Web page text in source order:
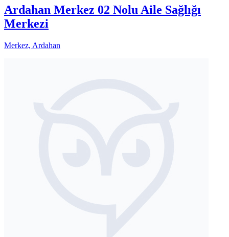
Ardahan Merkez 02 Nolu Aile Sağlığı
Merkezi
Merkez, Ardahan